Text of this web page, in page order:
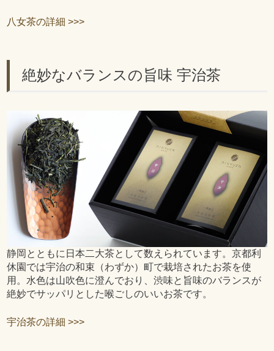
八女茶の詳細 >>>
絶妙なバランスの旨味 宇治茶
静岡とともに日本二大茶として数えられています。京都利
休園では宇治の和束（わずか）町で栽培されたお茶を使
用。水色は山吹色に澄んでおり、渋味と旨味のバランスが
絶妙でサッパリとした喉ごしのいいお茶です。
宇治茶の詳細 >>>